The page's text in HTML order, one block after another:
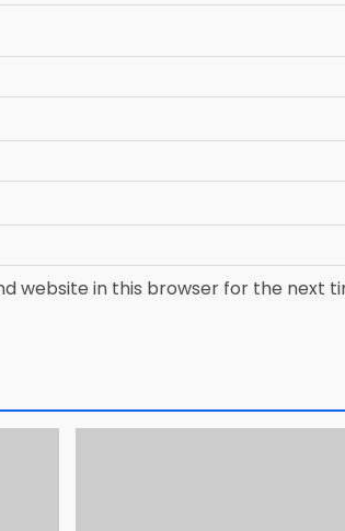
website in this browser for the next